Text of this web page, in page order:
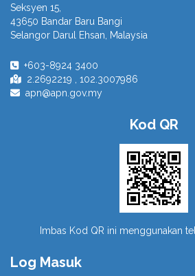
Seksyen 15,
43650 Bandar Baru Bangi
Selangor Darul Ehsan, Malaysia
+603-8924 3400
2.2692219 , 102.3007986
apn@apn.gov.my
Kod QR
Imbas Kod QR ini menggunakan
Log Masuk